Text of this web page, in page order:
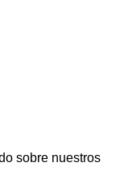
sobre nuestros